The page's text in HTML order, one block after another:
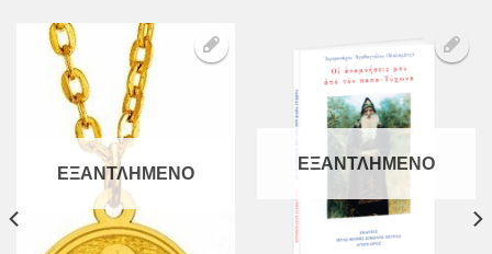
ΕΞΑΝΤΛΗΜΈΝΟ
Προσθήκη
στη Λίστα
ΕΞΑΝΤΛΗΜΈΝΟ